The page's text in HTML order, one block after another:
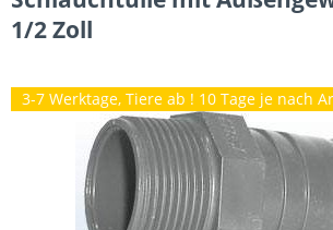
1/2 Zoll
3-7 Werktage, Tiere ab ! 10 Tage je nach